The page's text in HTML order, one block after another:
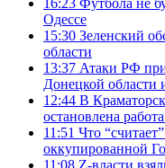
Одессе
15:30 Зеленский
области
13:37 Атаки РФ
Донецкой области
12:44 В
остановлена
11:51 Что
оккупированной
11:08 Z-власти